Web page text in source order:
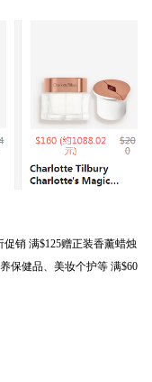
销 满$125赠正装香薰蜡烛
保健品、美妆个护等 满$60